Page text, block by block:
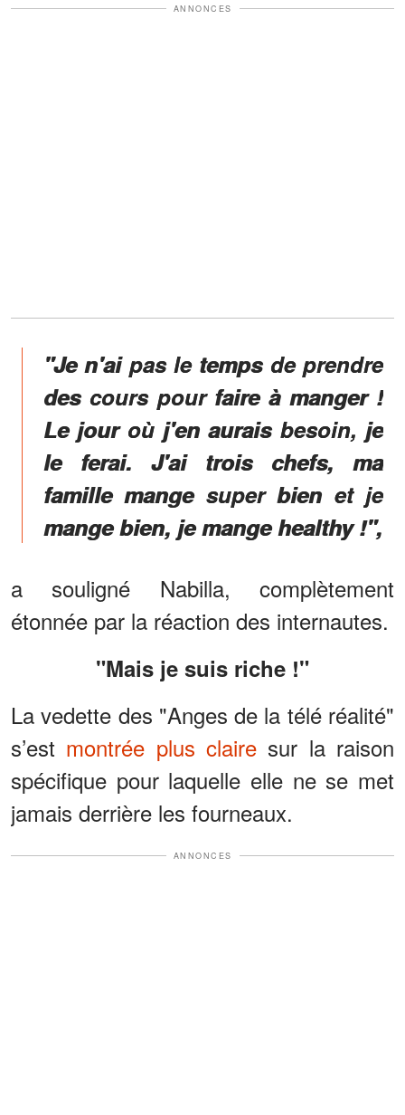
ANNONCES
"Je n'ai pas le temps de prendre
des cours pour faire à manger !
Le jour où j'en aurais besoin, je
le ferai. J'ai trois chefs, ma
famille mange super bien et je
mange bien, je mange healthy !",
a souligné Nabilla, complètement
étonnée par la réaction des internautes.
"Mais je suis riche !"
La vedette des "Anges de la télé réalité"
s’est montrée plus claire sur la raison
spécifique pour laquelle elle ne se met
jamais derrière les fourneaux.
ANNONCES